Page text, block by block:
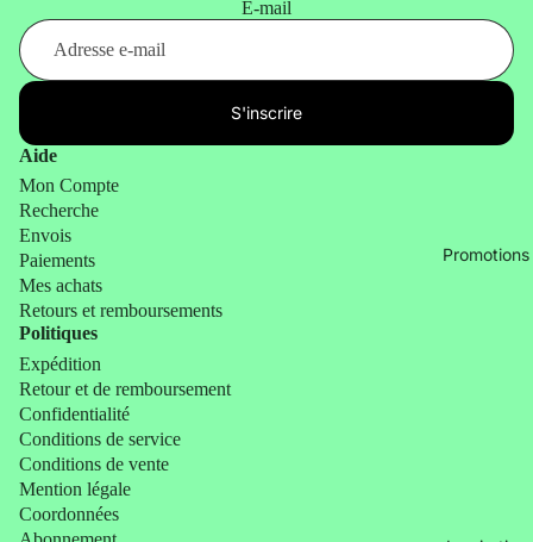
x design
Cadeau
humour
&
Lifestyle
Animaux
Promotions
E-mail
S'inscrire
Aide
Mon Compte
Recherche
Envois
Paiements
Mes achats
Retours et remboursements
Politiques
Expédition
Retour et de remboursement
Confidentialité
Conditions de service
Conditions de vente
Mention légale
Coordonnées